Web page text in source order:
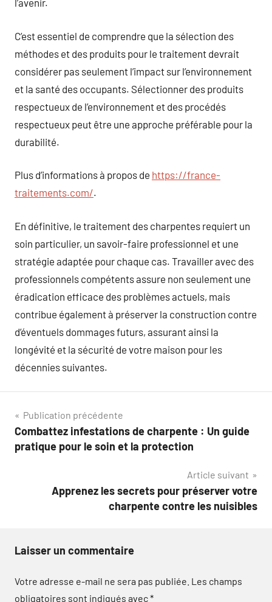
l’avenir.
C’est essentiel de comprendre que la sélection des
méthodes et des produits pour le traitement devrait
considérer pas seulement l’impact sur l’environnement
et la santé des occupants. Sélectionner des produits
respectueux de l’environnement et des procédés
respectueux peut être une approche préférable pour la
durabilité.
Plus d’informations à propos de https://france-
traitements.com/.
En définitive, le traitement des charpentes requiert un
soin particulier, un savoir-faire professionnel et une
stratégie adaptée pour chaque cas. Travailler avec des
professionnels compétents assure non seulement une
éradication efficace des problèmes actuels, mais
contribue également à préserver la construction contre
d’éventuels dommages futurs, assurant ainsi la
longévité et la sécurité de votre maison pour les
décennies suivantes.
Navigation
de
Publication précédente
Combattez infestations de charpente : Un guide
pratique pour le soin et la protection
Article suivant
Apprenez les secrets pour préserver votre
charpente contre les nuisibles
Laisser un commentaire
Votre adresse e-mail ne sera pas publiée. Les champs
obligatoires sont indiqués avec*